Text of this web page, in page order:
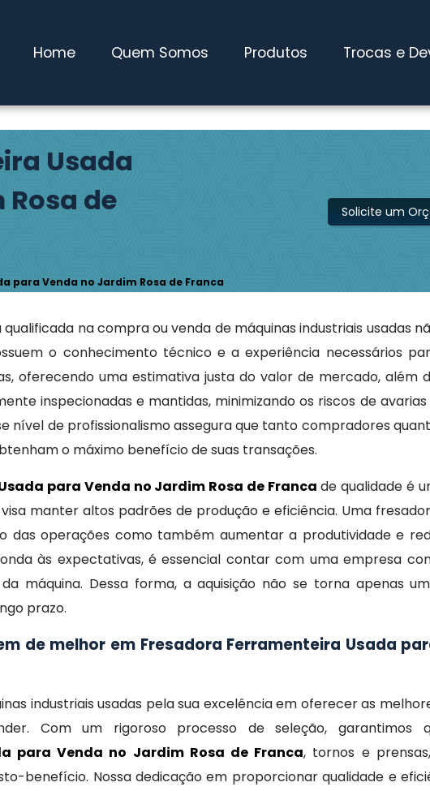
/ SP
Usada
de
para Venda no Jardim Rosa de Franca
Solicite um
na compra ou venda de máquinas industriais usadas
o conhecimento técnico e a experiência necessários
oferecendo uma estimativa justa do valor de mercado, além
inspecionadas e mantidas, minimizando os riscos de avarias
nível de profissionalismo assegura que tanto compradores
o máximo benefício de suas transações.
para Venda no Jardim Rosa de Franca de qualidade é
manter altos padrões de produção e eficiência. Uma
das operações como também aumentar a produtividade e
às expectativas, é essencial contar com uma empresa
máquina. Dessa forma, a aquisição não se torna apenas
prazo.
de melhor em Fresadora Ferramenteira Usada
industriais usadas pela sua excelência em oferecer as
Com um rigoroso processo de seleção, garantimos
para Venda no Jardim Rosa de Franca, tornos e
benefício. Nossa dedicação em proporcionar qualidade e